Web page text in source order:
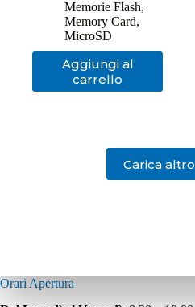
Memorie Flash,
Memory Card,
MicroSD
Aggiungi al
carrello
Carica altro
Orari Apertura